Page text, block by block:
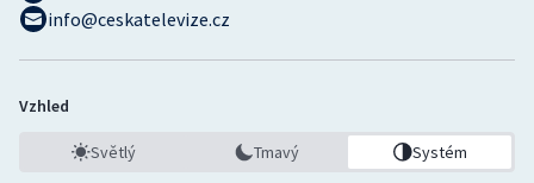
info@ceskatelevize.cz
Vzhled
Světlý Tmavý Systém